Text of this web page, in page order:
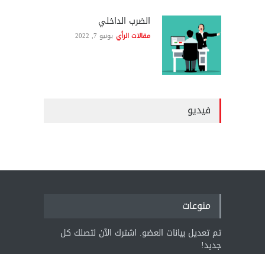
الضرب الداخلي
مقالات الرأي يونيو 7, 2022
فيديو
منوعات
تم تعديل بيانات العضو. اشترك الآن لتصلك كل
جديد!